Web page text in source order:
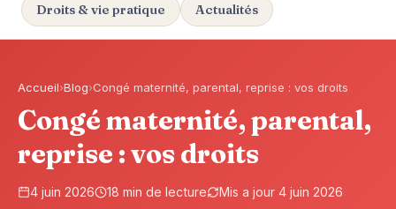
Droits & vie pratique Actualités
Accueil›Blog›Congé maternité, parental, reprise : vos droits
Congé maternité, parental,
reprise : vos droits
4 juin 2026 18 min de lecture Mis a jour 4 juin 2026